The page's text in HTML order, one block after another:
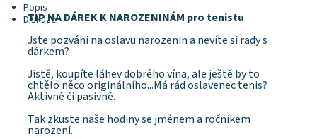
Popis
Diskuze
TIP NA DÁREK K NAROZENINÁM pro tenistu
Jste pozváni na oslavu narozenin a nevíte si rady s
dárkem?
Jistě, koupíte láhev dobrého vína, ale ještě by to
chtělo něco originálního...Má rád oslavenec tenis?
Aktivně či pasivně.
Tak zkuste naše hodiny se jménem a ročníkem
narození.